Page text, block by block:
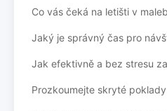
Co vás čeká na letišti v
Jaký je správný čas pro
Jak efektivně a bez stresu
Prozkoumejte skryté